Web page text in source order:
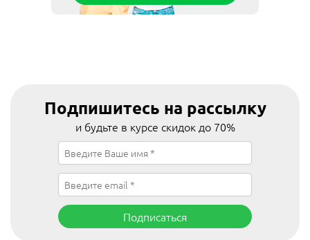
Подпишитесь на рассылку
и будьте в курсе скидок до 70%
Подписаться